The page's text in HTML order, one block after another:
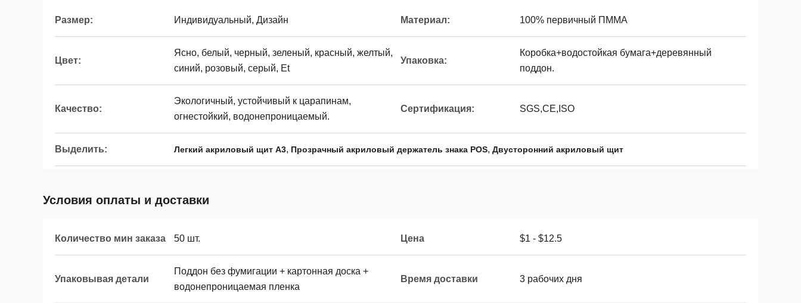
Размер: Индивидуальный, Дизайн Материал: 100% первичный ПММА
Цвет:
Ясно, белый, черный, зеленый, красный, желтый,
синий, розовый, серый, Et
Упаковка:
Коробка+водостойкая бумага+деревянный
поддон.
Качество:
Экологичный, устойчивый к царапинам,
огнестойкий, водонепроницаемый.
Сертификация: SGS,CE,ISO
Выделить: Легкий акриловый щит A3, Прозрачный акриловый держатель знака POS, Двусторонний акриловый щит
Условия оплаты и доставки
Количество мин заказа 50 шт. Цена $1 - $12.5
Упаковывая детали
Поддон без фумигации + картонная доска +
водонепроницаемая пленка
Время доставки 3 рабочих дня